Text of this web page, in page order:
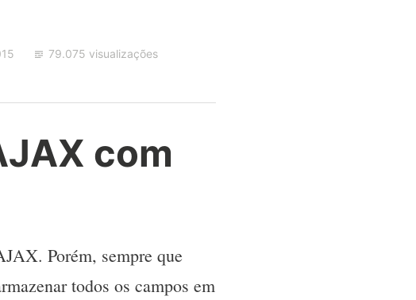
79.075 visualizações
com
Porém, sempre que
todos os campos em